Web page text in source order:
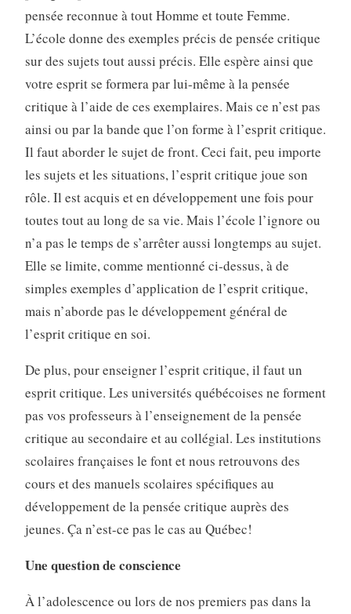
pensée reconnue à tout Homme et toute Femme.
L’école donne des exemples précis de pensée critique
sur des sujets tout aussi précis. Elle espère ainsi que
votre esprit se formera par lui-même à la pensée
critique à l’aide de ces exemplaires. Mais ce n’est pas
ainsi ou par la bande que l’on forme à l’esprit critique.
Il faut aborder le sujet de front. Ceci fait, peu importe
les sujets et les situations, l’esprit critique joue son
rôle. Il est acquis et en développement une fois pour
toutes tout au long de sa vie. Mais l’école l’ignore ou
n’a pas le temps de s’arrêter aussi longtemps au sujet.
Elle se limite, comme mentionné ci-dessus, à de
simples exemples d’application de l’esprit critique,
mais n’aborde pas le développement général de
l’esprit critique en soi.
De plus, pour enseigner l’esprit critique, il faut un
esprit critique. Les universités québécoises ne forment
pas vos professeurs à l’enseignement de la pensée
critique au secondaire et au collégial. Les institutions
scolaires françaises le font et nous retrouvons des
cours et des manuels scolaires spécifiques au
développement de la pensée critique auprès des
jeunes. Ça n’est-ce pas le cas au Québec!
Une question de conscience
À l’adolescence ou lors de nos premiers pas dans la